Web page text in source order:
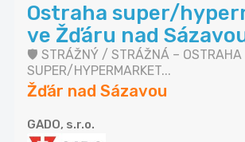
Ostraha super/
ve Žďáru nad
🛡️ STRÁŽNÝ / STRÁŽNÁ – OSTRAHA
SUPER/HYPERMARKET...
Žďár nad Sázavou
GADO, s.r.o.